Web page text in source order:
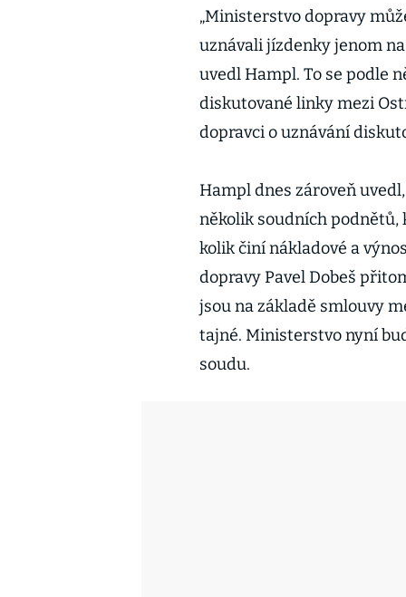
„Ministerstvo dopravy
uznávali jízdenky jenom
uvedl Hampl. To se podle
diskutované linky mezi
dopravci o uznávání
Hampl dnes zároveň
několik soudních
kolik činí nákladové a
dopravy Pavel Dobeš
jsou na základě smlouvy
tajné. Ministerstvo nyní
soudu.